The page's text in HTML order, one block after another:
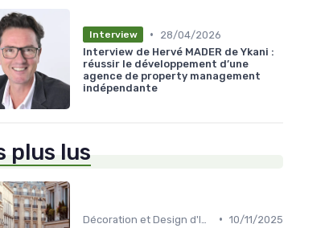
Interview •
28/04/2026
Interview de Hervé MADER de Ykani :
réussir le développement d’une
agence de property management
indépendante
plus lus
• 10/11/2025